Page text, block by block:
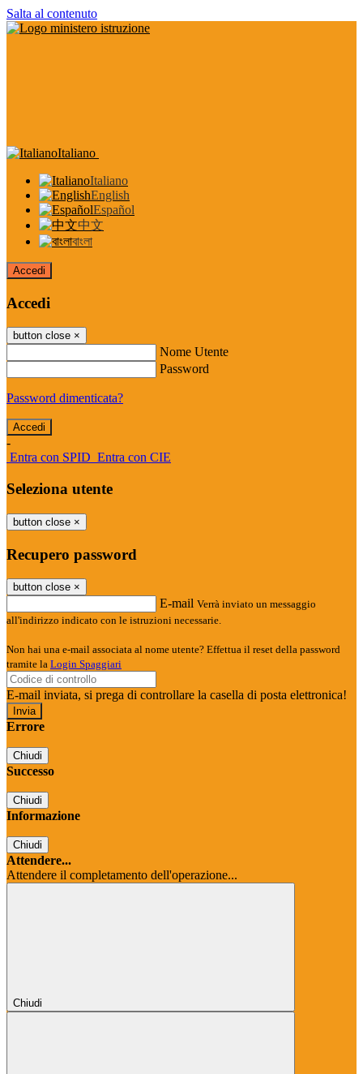
Salta al contenuto
Italiano
Italiano
English
Español
中文
বাংলা
Accedi
Accedi
button close ×
Nome Utente
Password
Password dimenticata?
-
Entra con SPID Entra con CIE
Seleziona utente
button close ×
Recupero password
button close ×
E-mail Verrà inviato un messaggio
all'indirizzo indicato con le istruzioni necessarie.
Non hai una e-mail associata al nome utente? Effettua il reset della password
tramite la Login Spaggiari
E-mail inviata, si prega di controllare la casella di posta elettronica!
Errore
Chiudi
Successo
Chiudi
Informazione
Chiudi
Attendere...
Attendere il completamento dell'operazione...
Chiudi